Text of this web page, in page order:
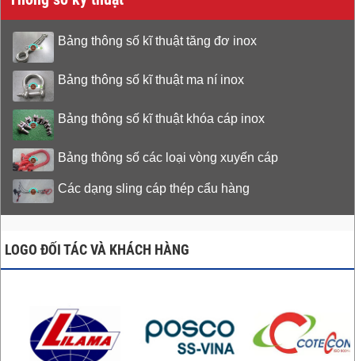
Bảng thông số kĩ thuật tăng đơ inox
Bảng thông số kĩ thuật ma ní inox
Bảng thông số kĩ thuật khóa cáp inox
Bảng thông số các loại vòng xuyến cáp
Các dạng sling cáp thép cẩu hàng
LOGO ĐỐI TÁC VÀ KHÁCH HÀNG